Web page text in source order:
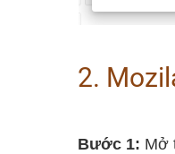
2.
Bước 1: Mở